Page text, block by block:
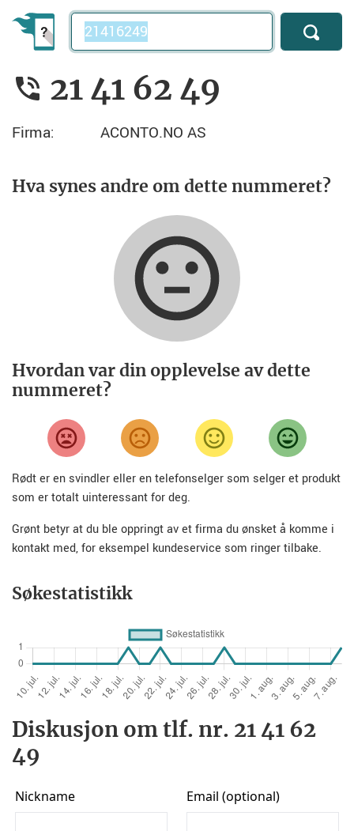
Telefonnummer
21 41 62 49
Firma: ACONTO.NO AS
Hva synes andre om dette nummeret?
Hvordan var din opplevelse av dette
nummeret?
Rødt er en svindler eller en telefonselger som selger et produkt
som er totalt uinteressant for deg.
Grønt betyr at du ble oppringt av et firma du ønsket å komme i
kontakt med, for eksempel kundeservice som ringer tilbake.
Søkestatistikk
Diskusjon om tlf. nr. 21 41 62
49